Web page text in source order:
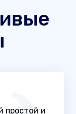
простой и